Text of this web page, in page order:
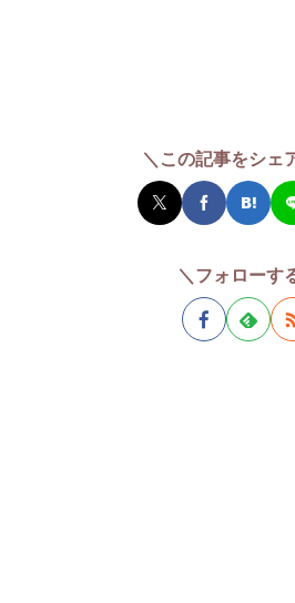
＼この記事をシェ
＼フォローす